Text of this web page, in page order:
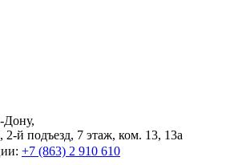
Дону,
й подъезд, 7 этаж, ком. 13, 13а
+7 (863) 2 910 610